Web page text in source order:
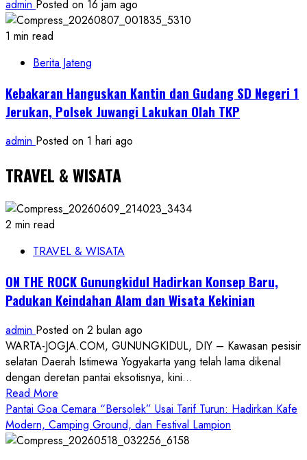
admin Posted on 16 jam ago
1 min read
Berita Jateng
Kebakaran Hanguskan Kantin dan Gudang SD Negeri 1
Jerukan, Polsek Juwangi Lakukan Olah TKP
admin Posted on 1 hari ago
TRAVEL & WISATA
2 min read
TRAVEL & WISATA
ON THE ROCK Gunungkidul Hadirkan Konsep Baru,
Padukan Keindahan Alam dan Wisata Kekinian
admin Posted on 2 bulan ago
WARTA-JOGJA.COM, GUNUNGKIDUL, DIY – Kawasan pesisir
selatan Daerah Istimewa Yogyakarta yang telah lama dikenal
dengan deretan pantai eksotisnya, kini...
Read More
more
about
ON
Pantai Goa Cemara “Bersolek” Usai Tarif Turun: Hadirkan Kafe
Modern, Camping Ground, dan Festival Lampion